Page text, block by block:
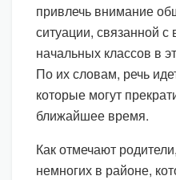
привлечь внимание
ситуации, связанной
начальных классов в
По их словам, речь
которые могут
ближайшее время.
Как отмечают
немногих в районе,